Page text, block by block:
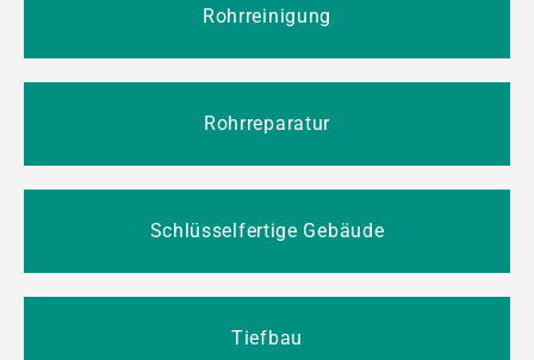
Rohrreinigung
Rohrreparatur
Schlüsselfertige Gebäude
Tiefbau